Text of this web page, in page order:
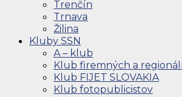
Trenčín
Trnava
Žilina
Kluby SSN
A – klub
Klub firemných a
Klub FIJET SLOVAKIA
Klub fotopublicistov